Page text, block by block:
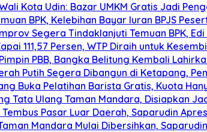
Kota Udin: Bazar UMKM Gratis Jadi
BPK, Kelebihan Bayar Iuran BPJS
Segera Tindaklanjuti Temuan BPK,
111,57 Persen, WTP Diraih untuk
PBB, Bangka Belitung Kembali
Putih Segera Dibangun di Ketapang,
Buka Pelatihan Barista Gratis, Kuota
Tata Ulang Taman Mandara, Disiapkan
Pasar Luar Daerah, Saparudin
Mandara Mulai Dibersihkan,